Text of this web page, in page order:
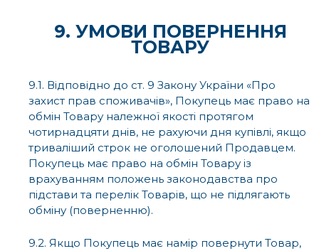
9. УМОВИ ПОВЕРНЕННЯ
ТОВАРУ
9.1. Відповідно до ст. 9 Закону України «Про
захист прав споживачів», Покупець має право на
обмін Товару належної якості протягом
чотирнадцяти днів, не рахуючи дня купівлі, якщо
триваліший строк не оголошений Продавцем.
Покупець має право на обмін Товару із
врахуванням положень законодавства про
підстави та перелік Товарів, що не підлягають
обміну (поверненню).
9.2. Якщо Покупець має намір повернути Товар,